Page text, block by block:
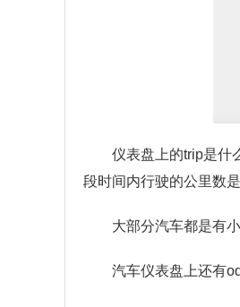
仪表盘上的trip是什
段时间内行驶的公里数是
大部分汽车都是有
汽车仪表盘上还有